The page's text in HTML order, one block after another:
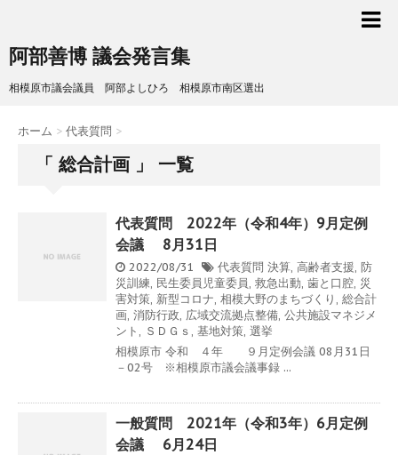
阿部善博 議会発言集
相模原市議会議員 阿部よしひろ 相模原市南区選出
ホーム > 代表質問 >
「 総合計画 」 一覧
代表質問 2022年（令和4年）9月定例
会議 8月31日
2022/08/31 代表質問 決算, 高齢者支援, 防
災訓練, 民生委員児童委員, 救急出動, 歯と口腔, 災
害対策, 新型コロナ, 相模大野のまちづくり , 総合計
画, 消防行政, 広域交流拠点整備, 公共施設マネジメ
ント , ＳＤＧｓ , 基地対策, 選挙
相模原市 令和 ４年 ９月定例会議 08月31日
－02号 ※相模原市議会議事録 ...
一般質問 2021年（令和3年）6月定例
会議 6月24日